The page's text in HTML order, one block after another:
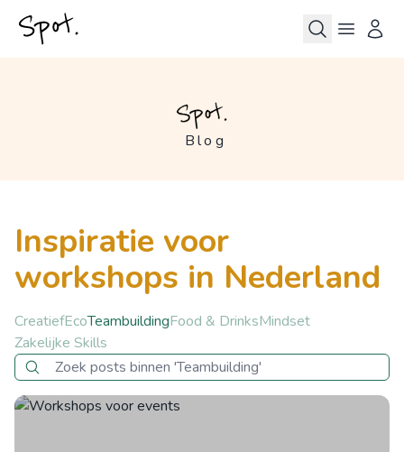
Blog
Inspiratie voor
workshops in Nederland
CreatiefEcoTeambuildingFood & DrinksMindset
Zakelijke Skills